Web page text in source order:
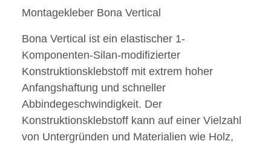
Montagekleber Bona Vertical
Bona Vertical ist ein elastischer 1-
Komponenten-Silan-modifizierter
Konstruktionsklebstoff mit extrem hoher
Anfangshaftung und schneller
Abbindegeschwindigkeit. Der
Konstruktionsklebstoff kann auf einer Vielzahl
von Untergründen und Materialien wie Holz,